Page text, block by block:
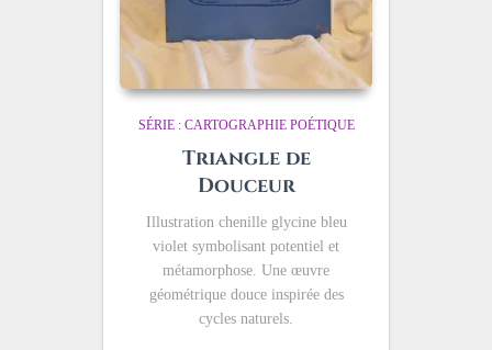
SÉRIE : CARTOGRAPHIE POÉTIQUE
Triangle de
Douceur
Illustration chenille glycine bleu
violet symbolisant potentiel et
métamorphose. Une œuvre
géométrique douce inspirée des
cycles naturels.